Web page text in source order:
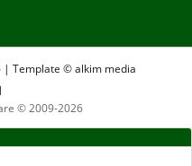
| Template © alkim media
© 2009-2026